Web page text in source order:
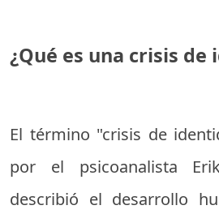
¿Qué es una crisis de
El término "crisis de
por el psicoanalista
describió el desarrollo